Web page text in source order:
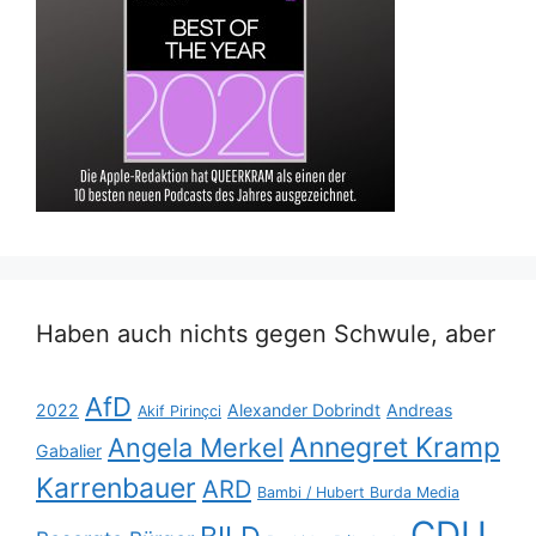
Haben auch nichts gegen Schwule, aber
2022 AfD Akif Pirinçci Alexander Dobrindt Andreas
Gabalier Angela Merkel Annegret Kramp
Karrenbauer ARD Bambi / Hubert Burda Media